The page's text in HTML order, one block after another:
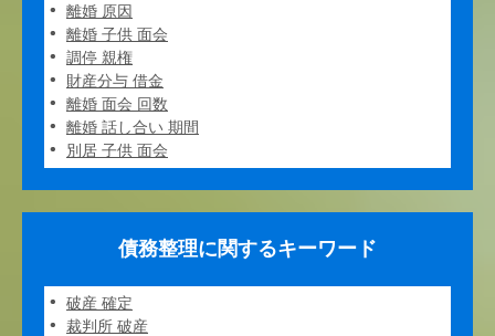
離婚 原因
離婚 子供 面会
調停 親権
財産分与 借金
離婚 面会 回数
離婚 話し合い 期間
別居 子供 面会
債務整理に関するキーワード
破産 確定
裁判所 破産